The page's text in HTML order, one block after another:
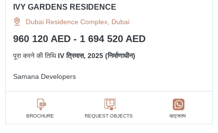
IVY GARDENS RESIDENCE
Dubai Residence Complex, Dubai
960 120 AED - 1 694 520 AED
पूरा करने की तिथि IV त्रिमास, 2025 (निर्माणाधीन)
Samana Developers
BROCHURE REQUEST OBJECTS व्हाट्सएप्प